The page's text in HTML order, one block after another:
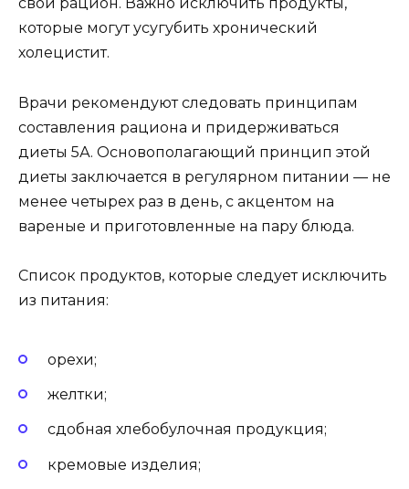
свой рацион. Важно исключить продукты,
которые могут усугубить хронический
холецистит.
Врачи рекомендуют следовать принципам
составления рациона и придерживаться
диеты 5А. Основополагающий принцип этой
диеты заключается в регулярном питании — не
менее четырех раз в день, с акцентом на
вареные и приготовленные на пару блюда.
Список продуктов, которые следует исключить
из питания:
орехи;
желтки;
сдобная хлебобулочная продукция;
кремовые изделия;